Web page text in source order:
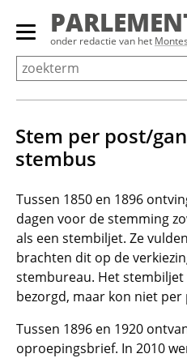
Overslaan
Primair
menu
tonen/verbergen
onder redactie van het
Stem per post/
stembus
Tussen 1850 en 1896
dagen voor de stemming
als een stembiljet. Ze
brachten dit op de
stembureau. Het
bezorgd, maar kon niet
Tussen 1896 en 1920
oproepingsbrief. In 2010